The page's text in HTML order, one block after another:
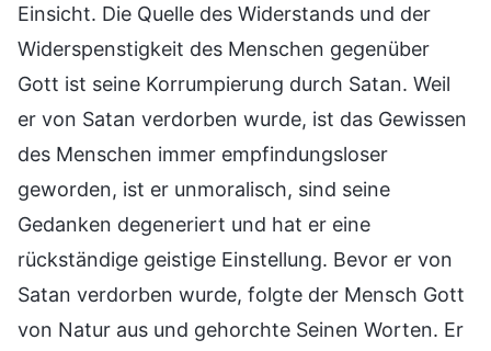
Einsicht. Die Quelle des Widerstands und der
Widerspenstigkeit des Menschen gegenüber
Gott ist seine Korrumpierung durch Satan. Weil
er von Satan verdorben wurde, ist das Gewissen
des Menschen immer empfindungsloser
geworden, ist er unmoralisch, sind seine
Gedanken degeneriert und hat er eine
rückständige geistige Einstellung. Bevor er von
Satan verdorben wurde, folgte der Mensch Gott
von Natur aus und gehorchte Seinen Worten. Er